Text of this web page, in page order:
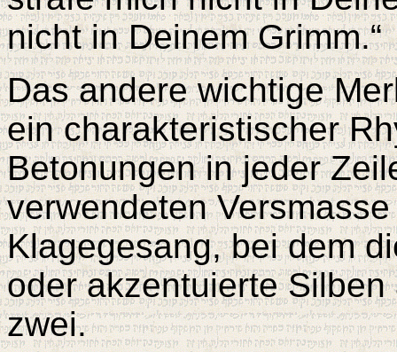
nicht in Deinem Grimm.“
Das andere wichtige
ein charakteristischer
Betonungen in jeder
verwendeten
Klagegesang, bei dem
oder akzentuierte
zwei.